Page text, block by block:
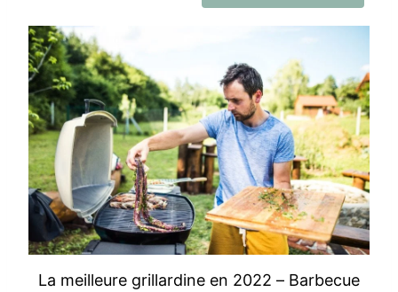
La meilleure grillardine en 2022 – Barbecue